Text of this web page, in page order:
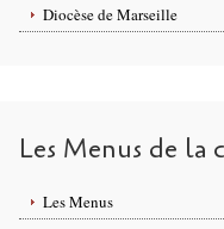
Diocèse de Marseille
Les Menus de la
Les Menus